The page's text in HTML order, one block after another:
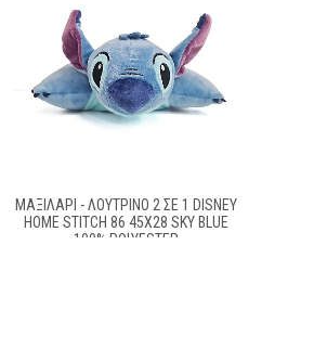
ΜΑΞΙΛΆΡΙ - ΛΟΎΤΡΙΝΟ 2 ΣΕ 1 DISNEY
HOME STITCH 86 45X28 SKY BLUE
100% POLYESTER